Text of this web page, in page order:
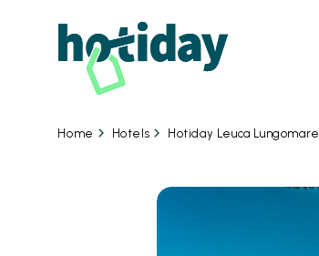
Home Hotels Hotiday Leuca Lungomare